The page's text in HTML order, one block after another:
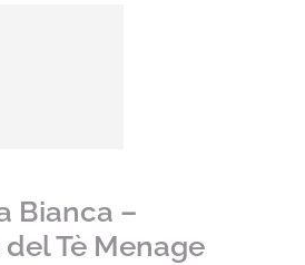
Bianca –
Tè Menage